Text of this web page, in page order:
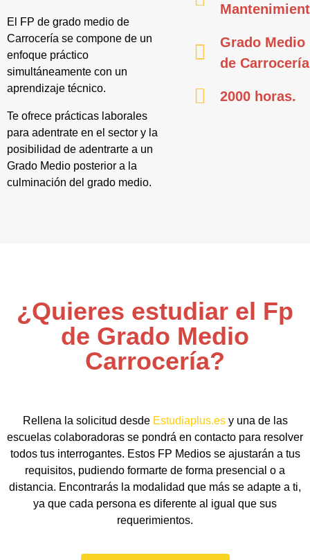
El FP de grado medio de
Carrocería se compone de un
enfoque práctico
simultáneamente con un
aprendizaje técnico.
Te ofrece prácticas laborales
para adentrate en el sector y la
posibilidad de adentrarte a un
Grado Medio posterior a la
culminación del grado medio.
Grado Medio
de Carrocería
2000 horas.
¿Quieres estudiar el Fp
de Grado Medio
Carrocería?
Rellena la solicitud desde Estudiaplus.esy una de las
escuelas colaboradoras se pondrá en contacto para resolver
todos tus interrogantes. Estos FP Medios se ajustarán a tus
requisitos, pudiendo formarte de forma presencial o a
distancia. Encontrarás la modalidad que más se adapte a ti,
ya que cada persona es diferente al igual que sus
requerimientos.